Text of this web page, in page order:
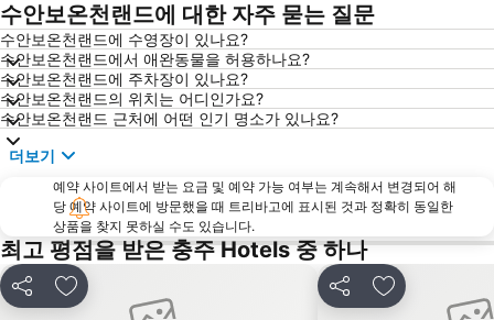
수안보온천랜드에 대한 자주 묻는 질문
수안보온천랜드에 수영장이 있나요?
수안보온천랜드에서 애완동물을 허용하나요?
수안보온천랜드에 주차장이 있나요?
수안보온천랜드의 위치는 어디인가요?
수안보온천랜드 근처에 어떤 인기 명소가 있나요?
더보기
예약 사이트에서 받는 요금 및 예약 가능 여부는 계속해서 변경되어 해
당 예약 사이트에 방문했을 때 트리바고에 표시된 것과 정확히 동일한
상품을 찾지 못하실 수도 있습니다.
최고 평점을 받은 충주 Hotels 중 하나
공유 즐겨찾기에 추가 공유 즐겨찾기에